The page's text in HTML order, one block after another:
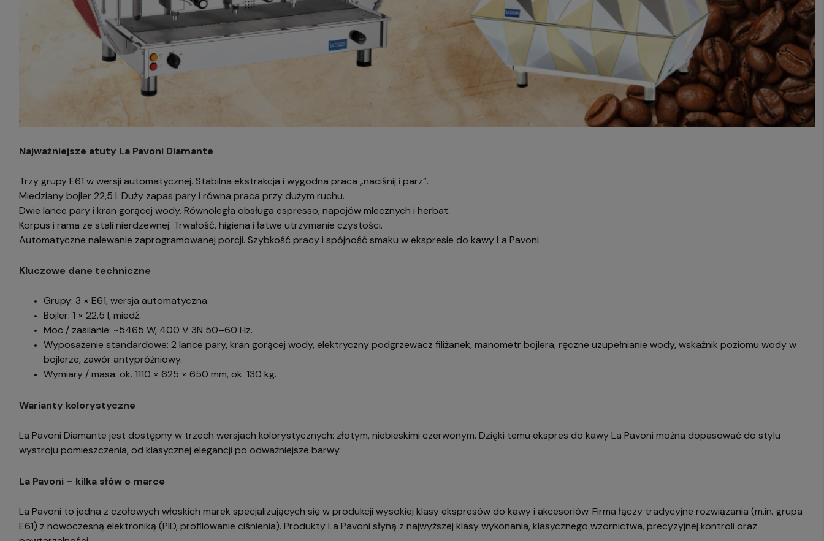
Najważniejsze atuty La Pavoni Diamante
Trzy grupy E61 w wersji automatycznej. Stabilna ekstrakcja i wygodna praca „naciśnij i parz”.
Miedziany bojler 22,5 l. Duży zapas pary i równa praca przy dużym ruchu.
Dwie lance pary i kran gorącej wody. Równoległa obsługa espresso, napojów mlecznych i herbat.
Korpus i rama ze stali nierdzewnej. Trwałość, higiena i łatwe utrzymanie czystości.
Automatyczne nalewanie zaprogramowanej porcji. Szybkość pracy i spójność smaku w ekspresie do kawy La Pavoni.
Kluczowe dane techniczne
Grupy: 3 × E61, wersja automatyczna.
Bojler: 1 × 22,5 l, miedź.
Moc / zasilanie: ~5465 W, 400 V 3N 50–60 Hz.
Wyposażenie standardowe: 2 lance pary, kran gorącej wody, elektryczny podgrzewacz filiżanek, manometr bojlera, ręczne uzupełnianie wody, wskaźnik poziomu wody w
bojlerze, zawór antypróżniowy.
Wymiary / masa: ok. 1110 × 625 × 650 mm, ok. 130 kg.
Warianty kolorystyczne
La Pavoni Diamante jest dostępny w trzech wersjach kolorystycznych: złotym, niebieskimi czerwonym. Dzięki temu ekspres do kawy La Pavoni można dopasować do stylu
wystroju pomieszczenia, od klasycznej elegancji po odważniejsze barwy.
La Pavoni – kilka słów o marce
La Pavoni to jedna z czołowych włoskich marek specjalizujących się w produkcji wysokiej klasy ekspresów do kawy i akcesoriów. Firma łączy tradycyjne rozwiązania (m.in. grupa
E61) z nowoczesną elektroniką (PID, profilowanie ciśnienia). Produkty La Pavoni słyną z najwyższej klasy wykonania, klasycznego wzornictwa, precyzyjnej kontroli oraz